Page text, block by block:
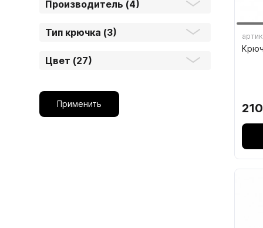
4.1.
4.2.
4.4.
4.5.
Производитель (4)
Тип крючка (3)
Цвет (27)
Применить